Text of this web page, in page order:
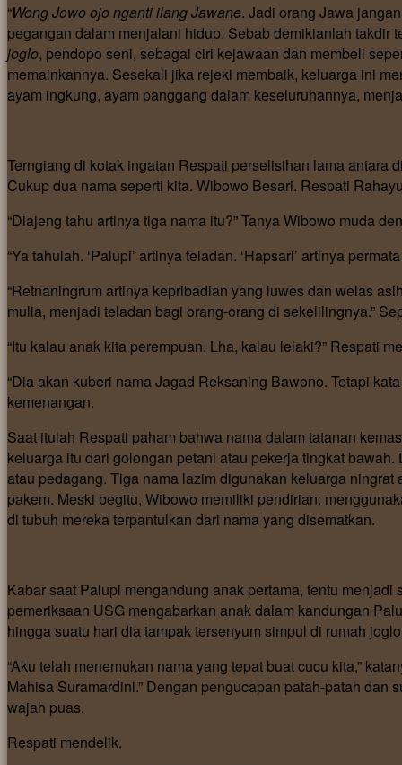
“Wong Jowo ojo nganti ilang Jawane. Jadi orang Jawa
pegangan dalam menjalani hidup. Sebab demikianlah takdir
joglo, pendopo seni, sebagai ciri kejawaan dan membeli
memainkannya. Sesekali jika rejeki membaik, keluarga ini
ayam ingkung, ayam panggang dalam keseluruhannya,
Terngiang di kotak ingatan Respati perselisihan lama antara
Cukup dua nama seperti kita. Wibowo Besari. Respati
“Diajeng tahu artinya tiga nama itu?” Tanya Wibowo muda
“Ya tahulah. ‘Palupi’ artinya teladan. ‘Hapsari’ artinya
“Retnaningrum artinya kepribadian yang luwes dan welas
mulia, menjadi teladan bagi orang-orang di sekelilingnya.”
“Itu kalau anak kita perempuan. Lha, kalau lelaki?” Respati
“Dia akan kuberi nama Jagad Reksaning Bawono. Tetapi
kemenangan.
Saat itulah Respati paham bahwa nama dalam tatanan
keluarga itu dari golongan petani atau pekerja tingkat
atau pedagang. Tiga nama lazim digunakan keluarga
pakem. Meski begitu, Wibowo memiliki pendirian:
di tubuh mereka terpantulkan dari nama yang disematkan.
Kabar saat Palupi mengandung anak pertama, tentu
pemeriksaan USG mengabarkan anak dalam kandungan
hingga suatu hari dia tampak tersenyum simpul di rumah
“Aku telah menemukan nama yang tepat buat cucu kita,”
Mahisa Suramardini.” Dengan pengucapan patah-patah
wajah puas.
Respati mendelik.